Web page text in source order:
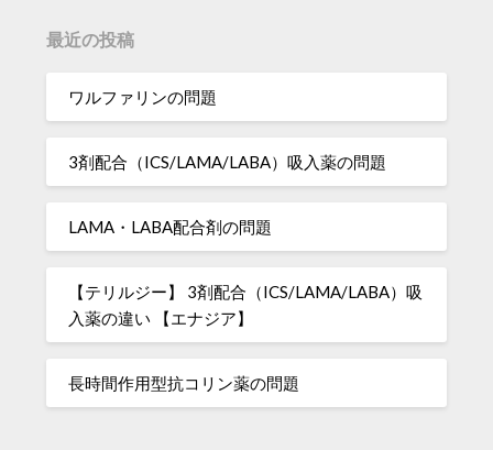
最近の投稿
ワルファリンの問題
3剤配合（ICS/LAMA/LABA）吸入薬の問題
LAMA・LABA配合剤の問題
【テリルジー】 3剤配合（ICS/LAMA/LABA）吸
入薬の違い 【エナジア】
長時間作用型抗コリン薬の問題